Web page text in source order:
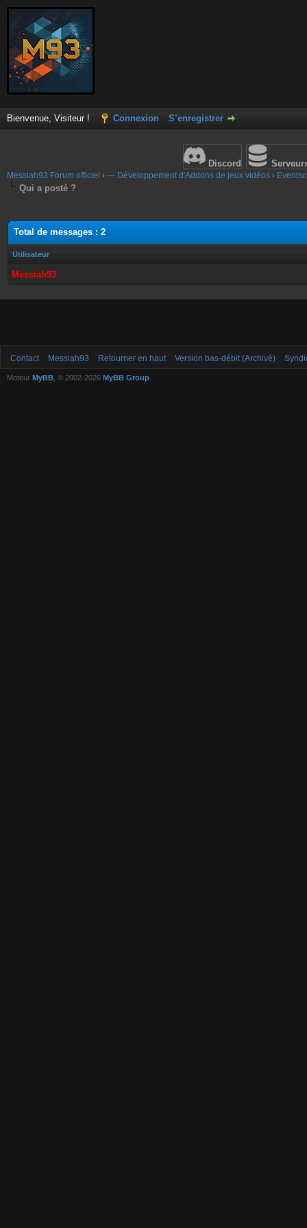
Bienvenue, Visiteur ! Connexion S’enregistrer
Discord
Messiah93 Forum officiel › — Développement d'Addons de jeux vidéos ›
Qui a posté ?
Total de messages : 2
Utilisateur
Messiah93
Contact Messiah93 Retourner en haut Version bas-débit (Archivé)
Moteur MyBB , © 2002-2026 MyBB Group